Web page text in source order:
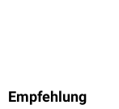
Empfehlung